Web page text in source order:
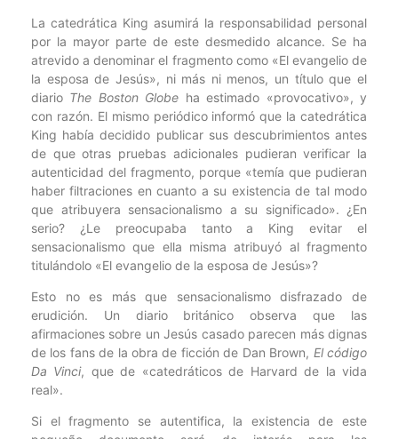
La catedrática King asumirá la responsabilidad personal
por la mayor parte de este desmedido alcance. Se ha
atrevido a denominar el fragmento como «El evangelio de
la esposa de Jesús», ni más ni menos, un título que el
diario The Boston Globe ha estimado «provocativo», y
con razón. El mismo periódico informó que la catedrática
King había decidido publicar sus descubrimientos antes
de que otras pruebas adicionales pudieran verificar la
autenticidad del fragmento, porque «temía que pudieran
haber filtraciones en cuanto a su existencia de tal modo
que atribuyera sensacionalismo a su significado». ¿En
serio? ¿Le preocupaba tanto a King evitar el
sensacionalismo que ella misma atribuyó al fragmento
titulándolo «El evangelio de la esposa de Jesús»?
Esto no es más que sensacionalismo disfrazado de
erudición. Un diario británico observa que las
afirmaciones sobre un Jesús casado parecen más dignas
de los fans de la obra de ficción de Dan Brown, El código
Da Vinci, que de «catedráticos de Harvard de la vida
real».
Si el fragmento se autentifica, la existencia de este